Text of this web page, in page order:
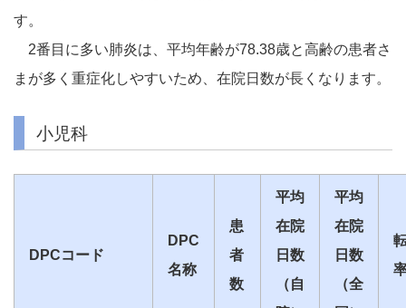
す。
2番目に多い肺炎は、平均年齢が78.38歳と高齢の患者さ
まが多く重症化しやすいため、在院日数が長くなります。
小児科
DPCコード
DPC
名称
患
者
数
平均
在院
日数
（自
平均
在院
日数
（全